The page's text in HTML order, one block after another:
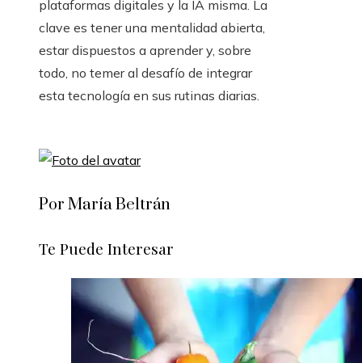
plataformas digitales y la IA misma. La
clave es tener una mentalidad abierta,
estar dispuestos a aprender y, sobre
todo, no temer al desafío de integrar
esta tecnología en sus rutinas diarias.
Por María Beltrán
Te Puede Interesar